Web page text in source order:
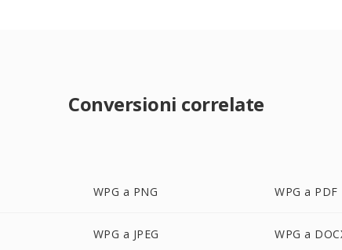
Conversioni correlate
WPG a PNG WPG a PDF
WPG a JPEG WPG a